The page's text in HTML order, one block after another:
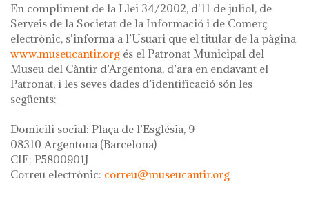
En compliment de la Llei 34/2002, d'11 de juliol, de
Serveis de la Societat de la Informació i de Comerç
electrònic, s’informa a l’Usuari que el titular de la pàgina
www.museucantir.org és el Patronat Municipal del
Museu del Càntir d’Argentona, d’ara en endavant el
Patronat, i les seves dades d’identificació són les
següents:
Domicili social: Plaça de l’Església, 9
08310 Argentona (Barcelona)
CIF: P5800901J
Correu electrònic: correu@museucantir.org